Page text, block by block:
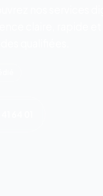
nos services
claire, rapide et
qualifiées.